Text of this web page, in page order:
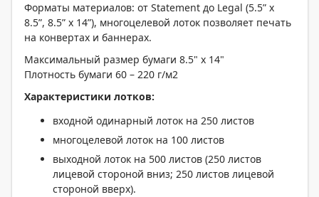
Форматы материалов: от Statement до Legal (5.5” x
8.5”, 8.5” x 14”), многоцелевой лоток позволяет печать
на конвертах и баннерах.
Максимальный размер бумаги 8.5" x 14"
Плотность бумаги 60 – 220 г/м2
Характеристики лотков:
входной одинарный лоток на 250 листов
многоцелевой лоток на 100 листов
выходной лоток на 500 листов (250 листов
лицевой стороной вниз; 250 листов лицевой
стороной вверх).